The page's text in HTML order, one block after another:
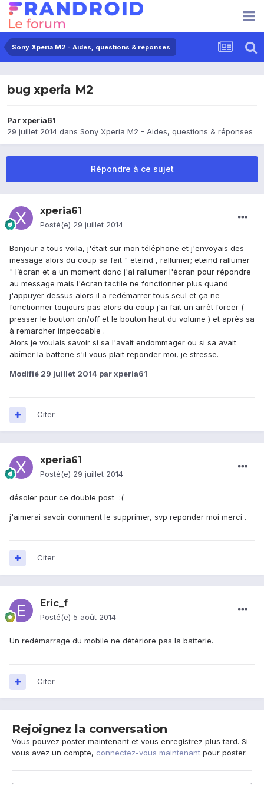
Sony Xperia M2 - Aides, questions & réponses
bug xperia M2
Parxperia61
29 juillet 2014 dans Sony Xperia M2 - Aides, questions & réponses
Répondre à ce sujet
xperia61
Posté(e) 29 juillet 2014
Bonjour a tous voila, j'était sur mon téléphone et j'envoyais des
message alors du coup sa fait " eteind , rallumer; eteind rallumer
" l’écran et a un moment donc j'ai rallumer l'écran pour répondre
au message mais l'écran tactile ne fonctionner plus quand
j'appuyer dessus alors il a redémarrer tous seul et ça ne
fonctionner toujours pas alors du coup j'ai fait un arrêt forcer (
presser le bouton on/off et le bouton haut du volume ) et après sa
à remarcher impeccable .
Alors je voulais savoir si sa l'avait endommager ou si sa avait
abîmer la batterie s'il vous plait reponder moi, je stresse.
Modifié 29 juillet 2014 par xperia61
Citer
xperia61
Posté(e) 29 juillet 2014
désoler pour ce double post :(
j'aimerai savoir comment le supprimer, svp reponder moi merci .
Citer
Eric_f
Posté(e) 5 août 2014
Un redémarrage du mobile ne détériore pas la batterie.
Citer
Rejoignez la conversation
Vous pouvez poster maintenant et vous enregistrez plus tard. Si
vous avez un compte, connectez-vous maintenant pour poster.